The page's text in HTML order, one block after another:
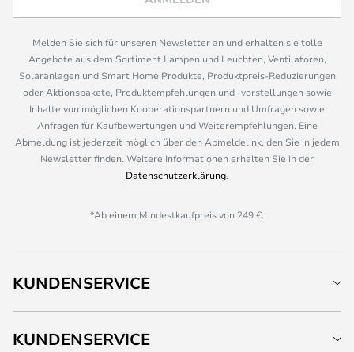
Melden Sie sich für unseren Newsletter an und erhalten sie tolle
Angebote aus dem Sortiment Lampen und Leuchten, Ventilatoren,
Solaranlagen und Smart Home Produkte, Produktpreis-Reduzierungen
oder Aktionspakete, Produktempfehlungen und -vorstellungen sowie
Inhalte von möglichen Kooperationspartnern und Umfragen sowie
Anfragen für Kaufbewertungen und Weiterempfehlungen. Eine
Abmeldung ist jederzeit möglich über den Abmeldelink, den Sie in jedem
Newsletter finden. Weitere Informationen erhalten Sie in der
Datenschutzerklärung.
*Ab einem Mindestkaufpreis von 249 €.
KUNDENSERVICE
KUNDENSERVICE